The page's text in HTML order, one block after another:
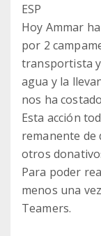
ESP
Hoy Ammar
por 2
transportista
agua y la
nos ha
Esta acción
remanente de
otros
Para poder
menos una
Teamers.